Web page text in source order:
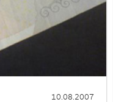
10.08.2007